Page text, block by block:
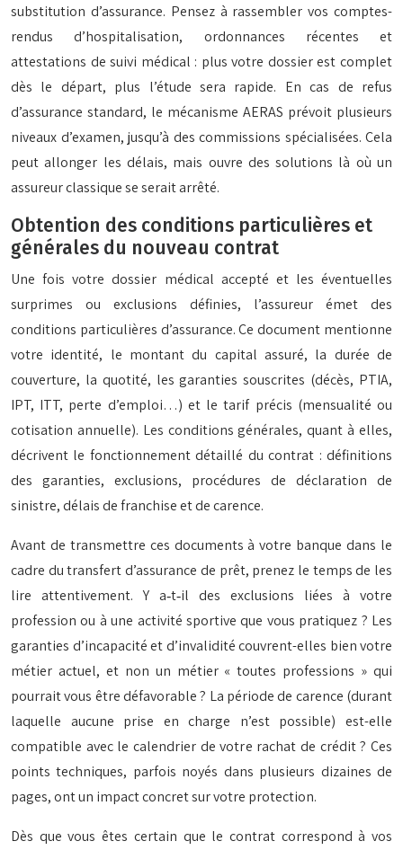
substitution d’assurance. Pensez à rassembler vos comptes-
rendus d’hospitalisation, ordonnances récentes et
attestations de suivi médical : plus votre dossier est complet
dès le départ, plus l’étude sera rapide. En cas de refus
d’assurance standard, le mécanisme AERAS prévoit plusieurs
niveaux d’examen, jusqu’à des commissions spécialisées. Cela
peut allonger les délais, mais ouvre des solutions là où un
assureur classique se serait arrêté.
Obtention des conditions particulières et
générales du nouveau contrat
Une fois votre dossier médical accepté et les éventuelles
surprimes ou exclusions définies, l’assureur émet des
conditions particulières d’assurance. Ce document mentionne
votre identité, le montant du capital assuré, la durée de
couverture, la quotité, les garanties souscrites (décès, PTIA,
IPT, ITT, perte d’emploi…) et le tarif précis (mensualité ou
cotisation annuelle). Les conditions générales, quant à elles,
décrivent le fonctionnement détaillé du contrat : définitions
des garanties, exclusions, procédures de déclaration de
sinistre, délais de franchise et de carence.
Avant de transmettre ces documents à votre banque dans le
cadre du transfert d’assurance de prêt, prenez le temps de les
lire attentivement. Y a‑t‑il des exclusions liées à votre
profession ou à une activité sportive que vous pratiquez ? Les
garanties d’incapacité et d’invalidité couvrent-elles bien votre
métier actuel, et non un métier « toutes professions » qui
pourrait vous être défavorable ? La période de carence (durant
laquelle aucune prise en charge n’est possible) est-elle
compatible avec le calendrier de votre rachat de crédit ? Ces
points techniques, parfois noyés dans plusieurs dizaines de
pages, ont un impact concret sur votre protection.
Dès que vous êtes certain que le contrat correspond à vos